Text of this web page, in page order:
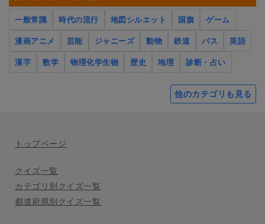
一般常識 時代の流行 地図シルエット 国旗
ゲーム
漫画アニメ
芸能 ジャニーズ 動物 鉄道 バス
英語
漢字
数学 物理化学生物 歴史 地理 診断・占い
他のカテゴリも見る
トップページ
クイズ一覧
カテゴリ別クイズ一覧
都道府県別クイズ一覧